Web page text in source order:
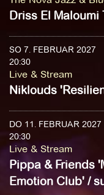
Driss El Maloumi
SO 7. FEBRUAR 2027
20:30
Live & Stream
Niklouds
DO 11. FEBRUAR 2027
20:30
Live & Stream
Pippa & Friends
Emotion Club' /